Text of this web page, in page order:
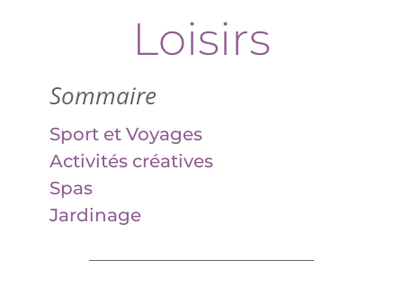
Loisirs
Sommaire
Sport et Voyages
Activités créatives
Spas
Jardinage